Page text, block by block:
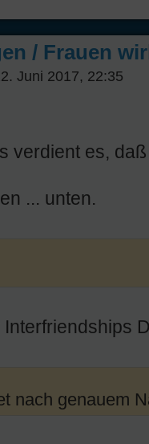
/ Frauen
Juni 2017, 22:35
verdient es,
... unten.
nach genauem